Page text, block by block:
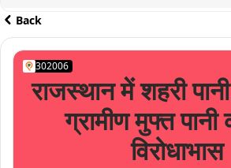
Back
302006
राजस्थान में शहरी
ग्रामीण मुफ्त पानी
विरोधाभास